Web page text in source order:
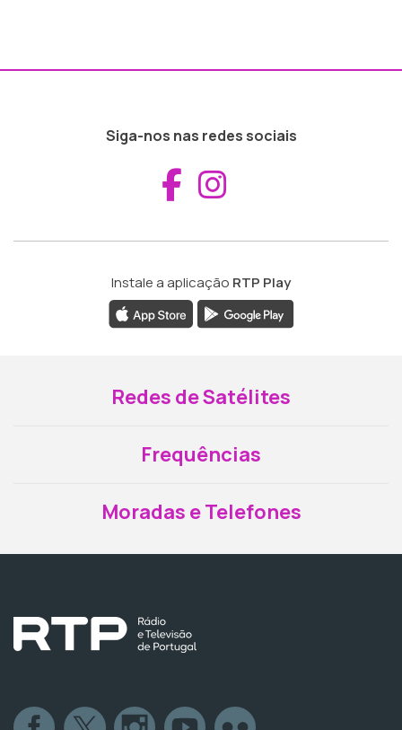
Siga-nos nas redes sociais
Aceder ao
Instale a aplicação RTP Play
Redes de Satélites
Frequências
Moradas e Telefones